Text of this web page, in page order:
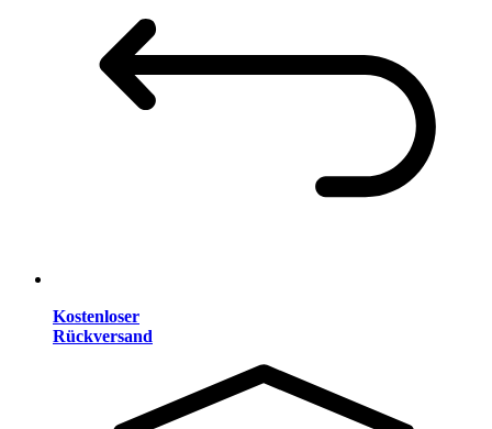
Kostenloser
Rückversand